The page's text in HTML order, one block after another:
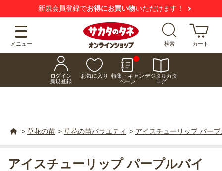
新規会員登録でお得にお買い物いただけます！
メニュー 検索 カート
ログイン
新規登録
お気に入り
特集・キャン
ペーン
デジタルカタ
ログ
> 草花の苗 > 草花の苗バラエティ > アイスチューリップ パー
アイスチューリップ パープルバイ